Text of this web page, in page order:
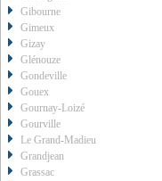
Gibourne
Gimeux
Gizay
Glénouze
Gondeville
Gouex
Gournay-Loizé
Gourville
Le Grand-Madieu
Grandjean
Grassac